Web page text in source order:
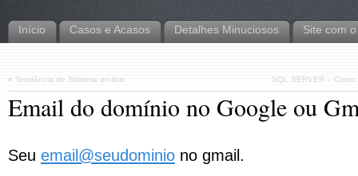
Início Casos e Acasos Detalhes Minuciosos Site com
« Tendência de Sistema on-line SQL SERVER –
Email do domínio no Google ou
Seu email@seudominio no gmail.